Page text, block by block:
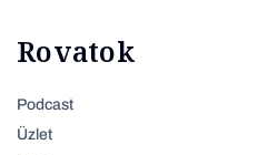
Rovatok
Podcast
Üzlet